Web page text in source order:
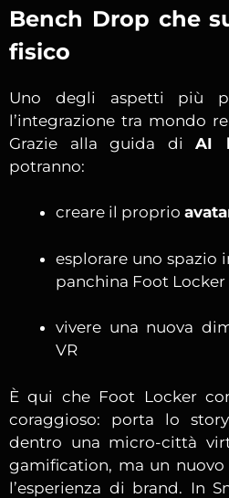
Bench Drop che
fisico
Uno degli aspetti più
l’integrazione tra mondo
Grazie alla guida diAI
potranno:
creare il proprio
esplorare uno spazio
panchina Foot Locker
vivere una nuova
VR
È qui che Foot Locker
coraggioso: porta lo
dentro una micro-città
gamification, ma un
l’esperienza di brand. In